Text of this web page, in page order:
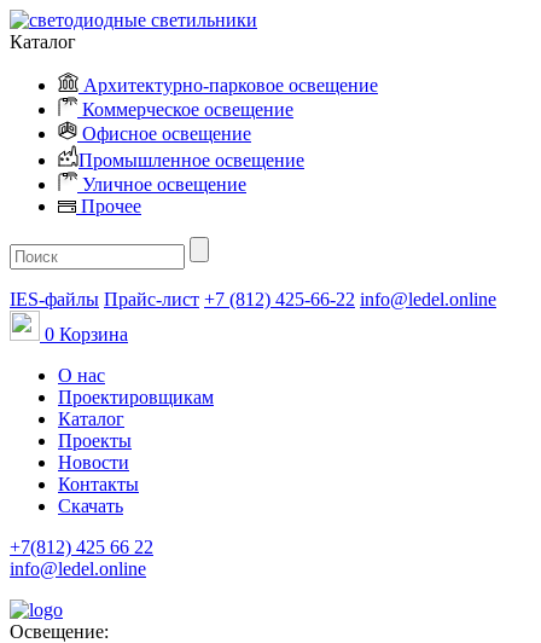
Каталог
Архитектурно-парковое освещение
Коммерческое освещение
Офисное освещение
Промышленное освещение
Уличное освещение
Прочее
IES-файлы Прайс-лист +7 (812) 425-66-22 info@ledel.online
0 Корзина
О нас
Проектировщикам
Каталог
Проекты
Новости
Контакты
Скачать
+7(812) 425 66 22
info@ledel.online
Освещение: